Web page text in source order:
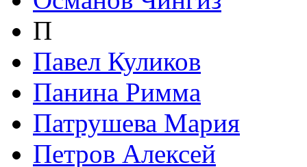
П
Павел Куликов
Панина Римма
Патрушева Мария
Петров Алексей